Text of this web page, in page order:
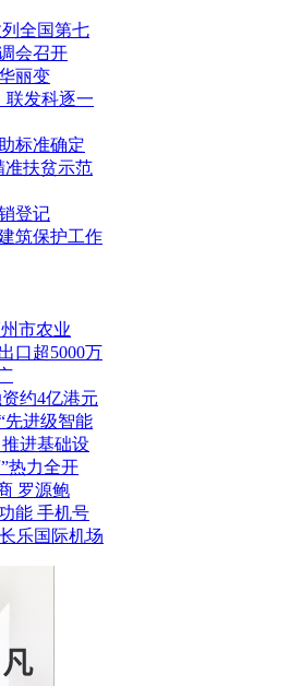
全国第七
会召开
丽变
联发科逐一
标准确定
准扶贫示范
登记
筑保护工作
市农业
口超5000万
约4亿港元
先进级智能
进基础设
热力全开
罗源鲍
能 手机号
乐国际机场